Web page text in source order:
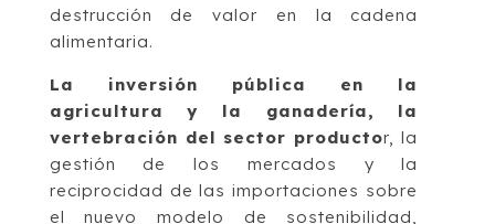
destrucción de valor en la cadena
alimentaria.
La inversión pública en la
agricultura y la ganadería, la
vertebración del sector productor, la
gestión de los mercados y la
reciprocidad de las importaciones sobre
el nuevo modelo de sostenibilidad,